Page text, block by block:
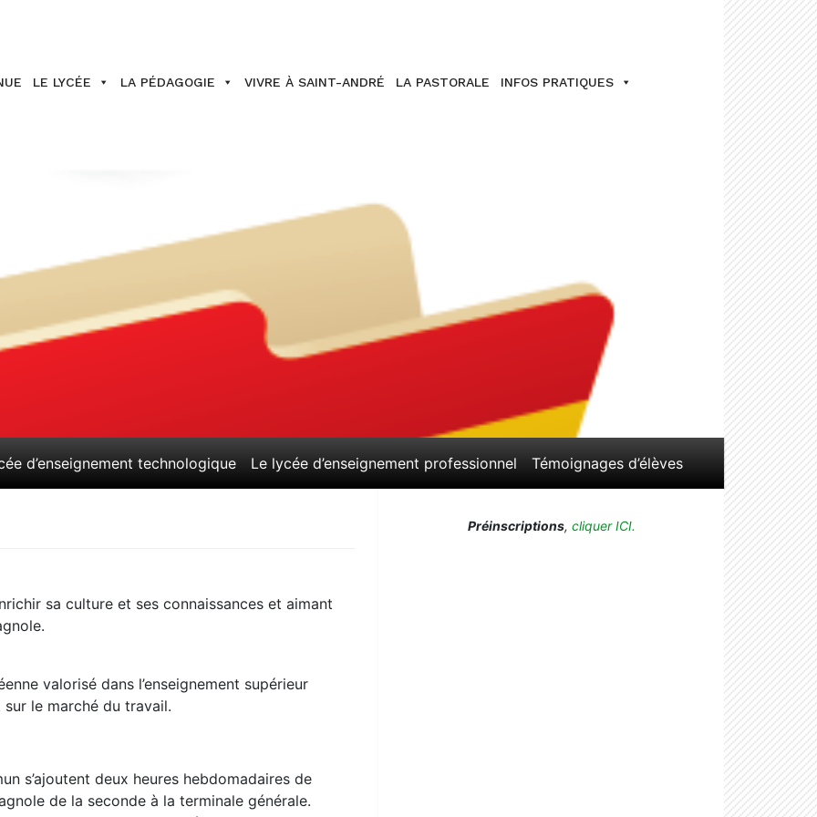
LE LYCÉE LA PÉDAGOGIE VIVRE À SAINT-ANDRÉ LA PASTORALE INFOS PRATIQUES
d’enseignement technologique Le lycée d’enseignement professionnel Témoignages d’élèves
sa culture et ses connaissances et aimant
valorisé dans l’enseignement supérieur
le marché du travail.
s’ajoutent deux heures hebdomadaires de
de la seconde à la terminale générale.
Préinscriptions, cliquer ICI.